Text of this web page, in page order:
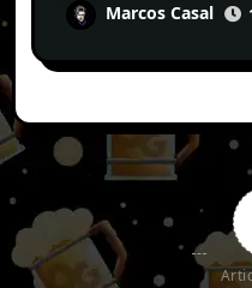
Marcos Casal